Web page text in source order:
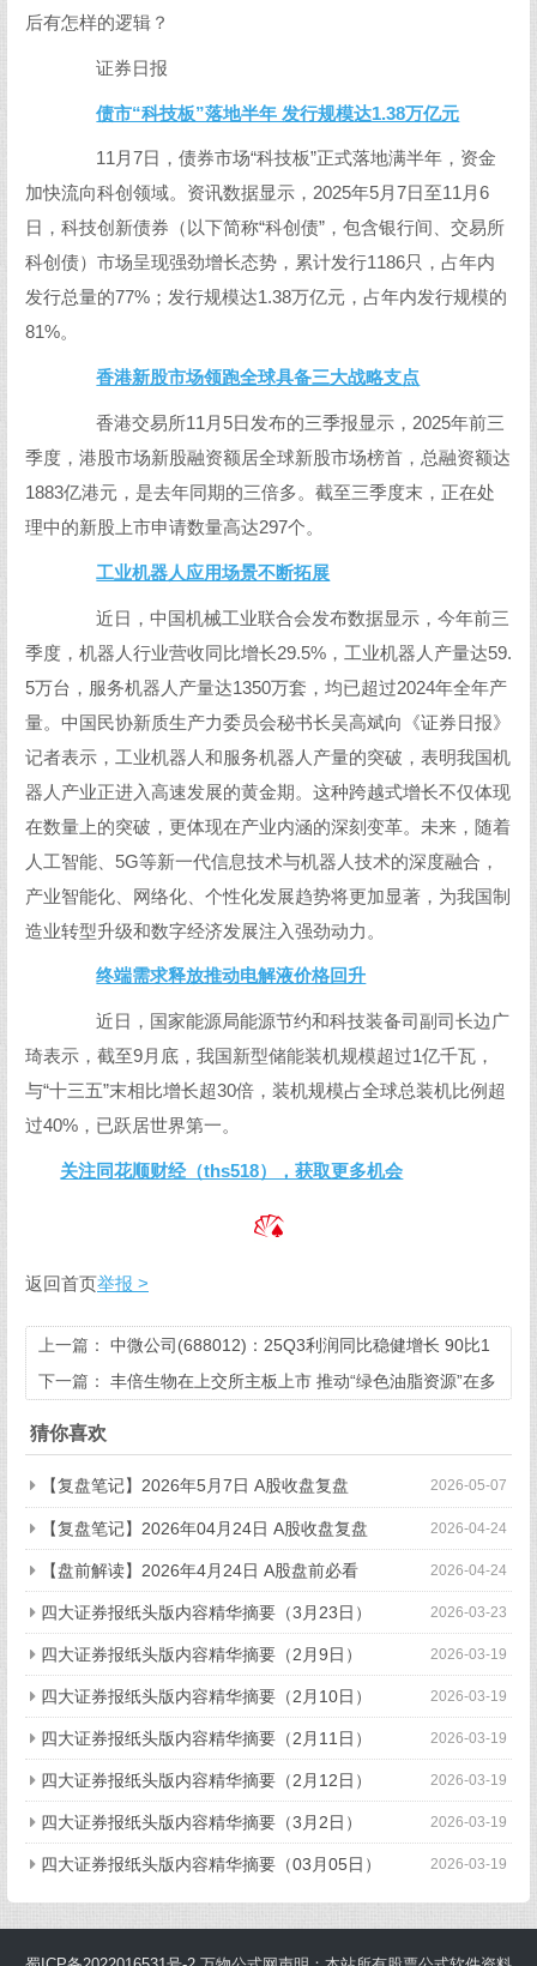
后有怎样的逻辑？
证券日报
债市“科技板”落地半年 发行规模达1.38万亿元
11月7日，债券市场“科技板”正式落地满半年，资金
加快流向科创领域。资讯数据显示，2025年5月7日至11月6
日，科技创新债券（以下简称“科创债”，包含银行间、交易所
科创债）市场呈现强劲增长态势，累计发行1186只，占年内
发行总量的77%；发行规模达1.38万亿元，占年内发行规模的
81%。
香港新股市场领跑全球具备三大战略支点
香港交易所11月5日发布的三季报显示，2025年前三
季度，港股市场新股融资额居全球新股市场榜首，总融资额达
1883亿港元，是去年同期的三倍多。截至三季度末，正在处
理中的新股上市申请数量高达297个。
工业机器人应用场景不断拓展
近日，中国机械工业联合会发布数据显示，今年前三
季度，机器人行业营收同比增长29.5%，工业机器人产量达59.
5万台，服务机器人产量达1350万套，均已超过2024年全年产
量。中国民协新质生产力委员会秘书长吴高斌向《证券日报》
记者表示，工业机器人和服务机器人产量的突破，表明我国机
器人产业正进入高速发展的黄金期。这种跨越式增长不仅体现
在数量上的突破，更体现在产业内涵的深刻变革。未来，随着
人工智能、5G等新一代信息技术与机器人技术的深度融合，
产业智能化、网络化、个性化发展趋势将更加显著，为我国制
造业转型升级和数字经济发展注入强劲动力。
终端需求释放推动电解液价格回升
近日，国家能源局能源节约和科技装备司副司长边广
琦表示，截至9月底，我国新型储能装机规模超过1亿千瓦，
与“十三五”末相比增长超30倍，装机规模占全球总装机比例超
过40%，已跃居世界第一。
关注同花顺财经（ths518），获取更多机会
返回首页举报 >
上一篇： 中微公司(688012)：25Q3利润同比稳健增长 90比1
刻蚀设备即将进入市场
下一篇： 丰倍生物在上交所主板上市 推动“绿色油脂资源”在多
猜你喜欢
2026-05-07
【复盘笔记】2026年5月7日 A股收盘复盘
2026-04-24
【复盘笔记】2026年04月24日 A股收盘复盘
2026-04-24
【盘前解读】2026年4月24日 A股盘前必看
2026-03-23
四大证券报纸头版内容精华摘要（3月23日）
2026-03-19
四大证券报纸头版内容精华摘要（2月9日）
2026-03-19
四大证券报纸头版内容精华摘要（2月10日）
2026-03-19
四大证券报纸头版内容精华摘要（2月11日）
2026-03-19
四大证券报纸头版内容精华摘要（2月12日）
2026-03-19
四大证券报纸头版内容精华摘要（3月2日）
2026-03-19
四大证券报纸头版内容精华摘要（03月05日）